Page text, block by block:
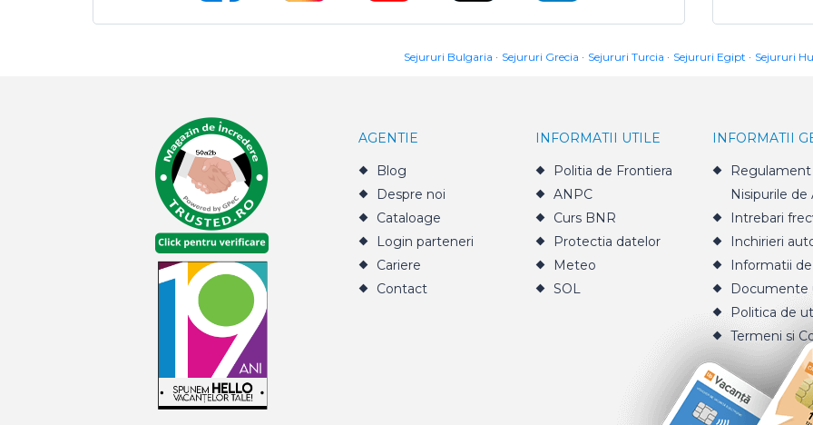
Sejururi Bulgaria Sejururi Grecia Sejururi Turcia Sejururi Egipt Sejururi
AGENTIE
Blog
Despre noi
Cataloage
Login parteneri
Cariere
Contact
INFORMATII UTILE
Politia de Frontiera
ANPC
Curs BNR
Protectia datelor
Meteo
SOL
INFORMATII
Regulament
Nisipurile de
Intrebari
Inchirieri
Informatii
Documente
Politica de
Termeni si